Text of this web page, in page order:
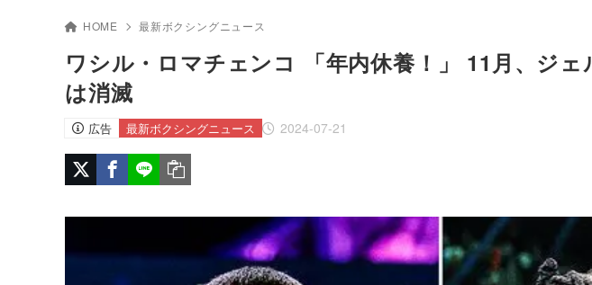
HOME 最新ボクシングニュース
ワシル・ロマチェンコ 「年内休養！」 11月、ジ
は消滅
広告 2024-07-21
最新ボクシングニュース